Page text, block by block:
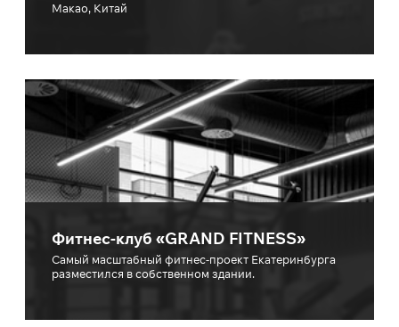
Макао, Китай
Фитнес-клуб «GRAND FITNESS»
Самый масштабный фитнес-проект Екатеринбурга
разместился в собственном здании.